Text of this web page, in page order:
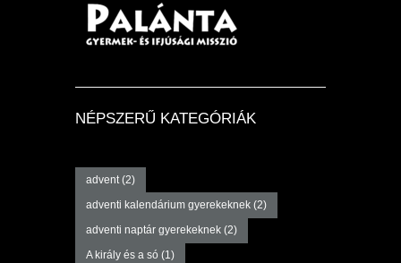
NÉPSZERŰ KATEGÓRIÁK
advent(2)
adventi kalendárium gyerekeknek(2)
adventi naptár gyerekeknek(2)
A király és a só (1)